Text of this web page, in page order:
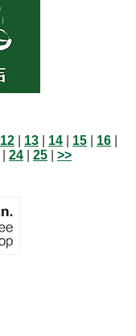
12 13 14 15 16
24 25 >>